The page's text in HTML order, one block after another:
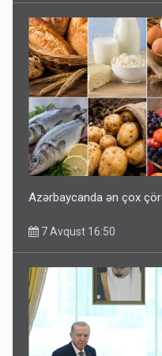
Azərbaycanda ən çox
7 Avqust 16:50